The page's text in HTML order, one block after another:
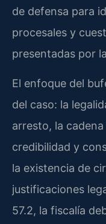
de defensa para
procesales y
presentadas por
El enfoque del
del caso: la
arresto, la
credibilidad y
la existencia de
justificaciones
57.2, la fiscalía